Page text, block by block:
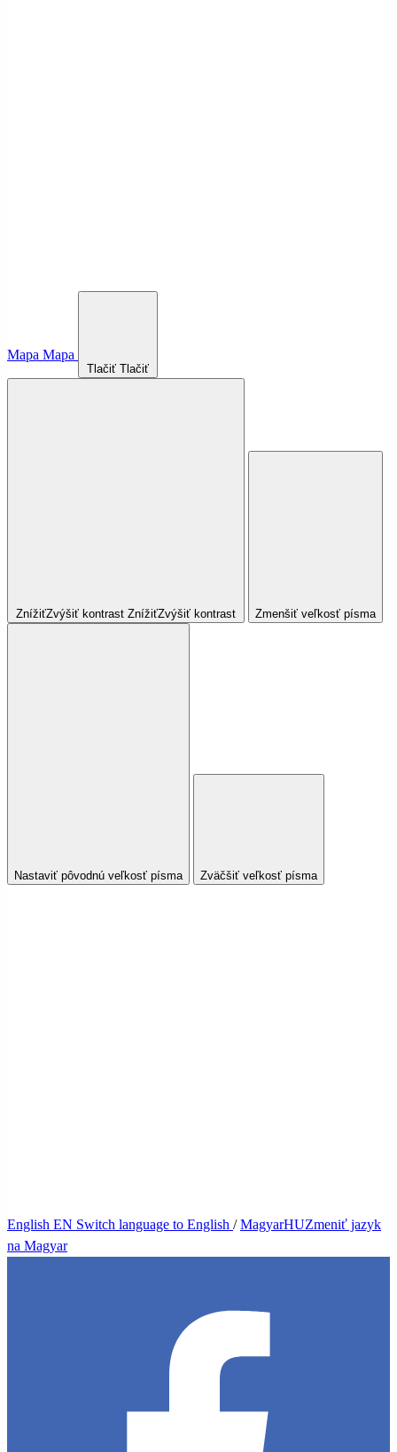
Mapa Mapa
Tlačiť Tlačiť
ZnížiťZvýšiť kontrast ZnížiťZvýšiť kontrast Zmenšiť veľkosť písma
Nastaviť pôvodnú veľkosť písma Zväčšiť veľkosť písma
English EN Switch language to English /MagyarHUZmeniť jazyk
na Magyar